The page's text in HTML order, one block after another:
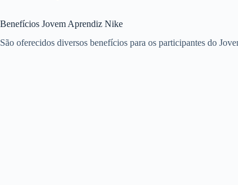
Benefícios Jovem Aprendiz Nike
São oferecidos diversos benefícios para os participantes do